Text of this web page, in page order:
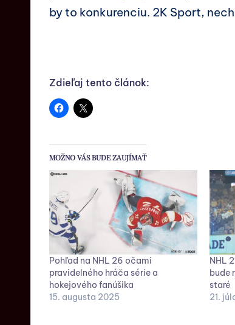
by to konkurenciu. 2K Sport,
Zdieľaj tento článok:
MOŽNO VÁS BUDE ZAUJÍMAŤ
Pohľad na NHL 26 očami
pravidelného hráča série a
hokejového fanúšika
15. augusta 2025
NHL
bude
staré
21.